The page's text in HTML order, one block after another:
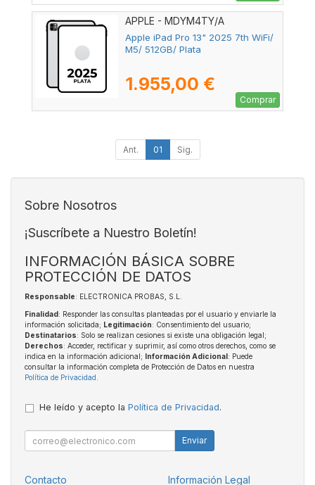
APPLE - MDYM4TY/A
Apple iPad Pro 13" 2025 7th WiFi/
M5/ 512GB/ Plata
1.955,00 €
Comprar
Ant. 01 Sig.
Sobre Nosotros
¡Suscríbete a Nuestro Boletín!
INFORMACIÓN BÁSICA SOBRE
PROTECCIÓN DE DATOS
Responsable: ELECTRONICA PROBAS, S.L.
Finalidad : Responder las consultas planteadas por el usuario y enviarle la
información solicitada; Legitimación: Consentimiento del usuario;
Destinatarios: Solo se realizan cesiones si existe una obligación legal;
Derechos: Acceder, rectificar y suprimir, así como otros derechos, como se
indica en la información adicional;
Información Adicional : Puede
consultar la información completa de Protección de Datos en nuestra
Política de Privacidad .
He leído y acepto la Política de Privacidad.
Enviar
Contacto Información Legal